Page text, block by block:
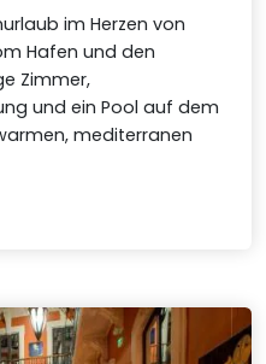
im Herzen von
Hafen und den
Zimmer,
und ein Pool auf dem
mediterranen